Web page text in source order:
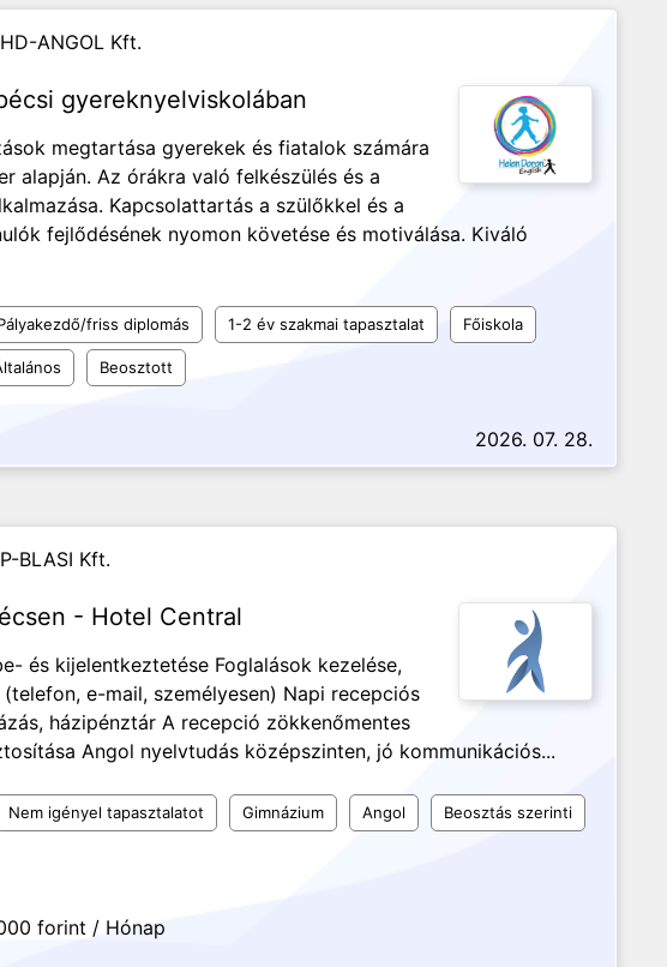
ANGOL Kft.
gyereknyelviskolában
megtartása gyerekek és fiatalok számára
alapján. Az órákra való felkészülés és a
Kapcsolattartás a szülőkkel és a
fejlődésének nyomon követése és motiválása. Kiváló
friss diplomás 1-2 év szakmai tapasztalat Főiskola
Beosztott
2026. 07. 28.
BLASI Kft.
- Hotel Central
és kijelentkeztetése Foglalások kezelése,
e-mail, személyesen) Napi recepciós
házipénztár A recepció zökkenőmentes
Angol nyelvtudás középszinten, jó kommunikációs...
Nem igényel tapasztalatot Gimnázium Angol Beosztás szerinti
forint / Hónap